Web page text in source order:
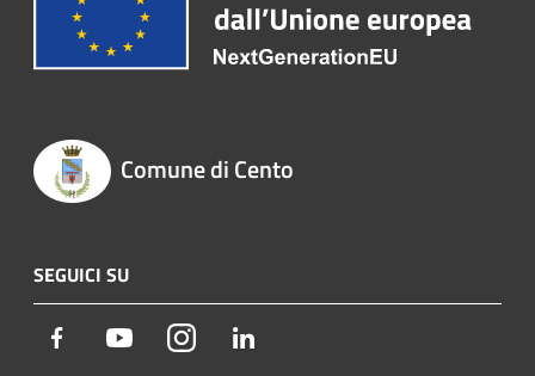
Comune di Cento
SEGUICI SU
Facebook YoutubeInstagram